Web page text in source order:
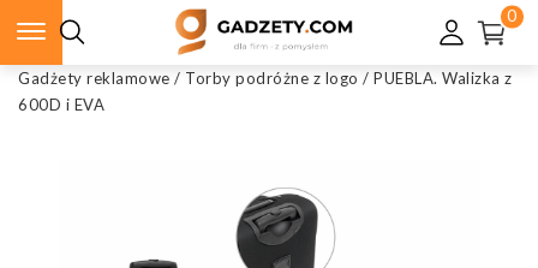
0
Gadżety reklamowe / Torby podróżne z logo / PUEBLA. Walizka z
600D i EVA